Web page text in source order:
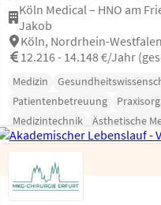
Köln Medical – HNO am
Jakob
Köln, Nordrhein-Westfalen
12.216 - 14.148 €/Jahr
Medizin
Patientenbetreuung
Medizintechnik
Ästhetische
Plastische Chirurgie